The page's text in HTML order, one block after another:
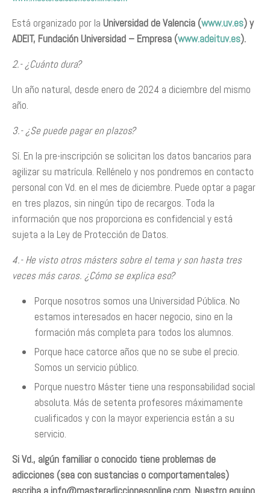
Está organizado por la Universidad de Valencia (www.uv.es) y
ADEIT, Fundación Universidad – Empresa (www.adeituv.es).
2.- ¿Cuánto dura?
Un año natural, desde enero de 2024 a diciembre del mismo
año.
3.- ¿Se puede pagar en plazos?
Sí. En la pre-inscripción se solicitan los datos bancarios para
agilizar su matrícula. Rellénelo y nos pondremos en contacto
personal con Vd. en el mes de diciembre. Puede optar a pagar
en tres plazos, sin ningún tipo de recargos. Toda la
información que nos proporciona es confidencial y está
sujeta a la Ley de Protección de Datos.
4.- He visto otros másters sobre el tema y son hasta tres
veces más caros. ¿Cómo se explica eso?
Porque nosotros somos una Universidad Pública. No
estamos interesados en hacer negocio, sino en la
formación más completa para todos los alumnos.
Porque hace catorce años que no se sube el precio.
Somos un servicio público.
Porque nuestro Máster tiene una responsabilidad social
absoluta. Más de setenta profesores máximamente
cualificados y con la mayor experiencia están a su
servicio.
Si Vd., algún familiar o conocido tiene problemas de
adicciones (sea con sustancias o comportamentales)